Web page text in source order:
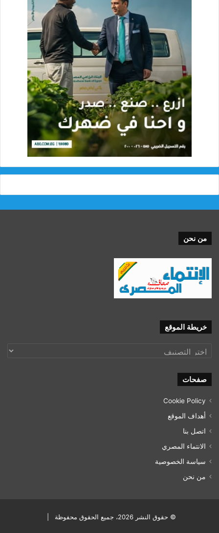
من نحن
خريطة الموقع
خريطة
صفحات
Cookie Policy
أهداف الموقع
اتصل بنا
الانتماء المصري
سياسة الخصوصية
من نحن
© حقوق النشر 2026، جميع الحقوق محفوظة |